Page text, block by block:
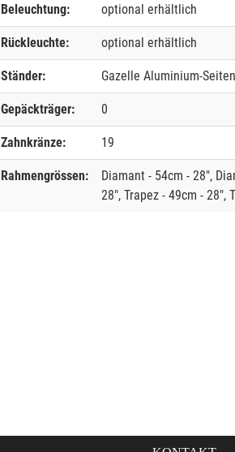
Beleuchtung: optional erhältlich
Rückleuchte: optional erhältlich
Ständer: Gazelle Aluminium-
Gepäckträger: 0
Zahnkränze: 19
Rahmengrössen:
Diamant - 54cm - 28",
28", Trapez - 49cm - 28",